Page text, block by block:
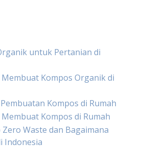
untuk Pertanian di
Kompos Organik di
Kompos di Rumah
Kompos di Rumah
Waste dan Bagaimana
Indonesia